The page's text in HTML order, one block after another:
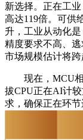
新选择。正在工
高达119倍。可供
升，工业从动化
精度要求不高、
市场规模估计将跨
现在，MCU相
拔CPU正在AI计
求，确保正在环节